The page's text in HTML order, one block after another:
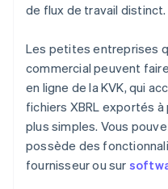
de flux de travail distinct.
Les petites entreprises
commercial peuvent
en ligne de la KVK, qui
fichiers XBRL exportés
plus simples. Vous
possède des
fournisseur ou sur